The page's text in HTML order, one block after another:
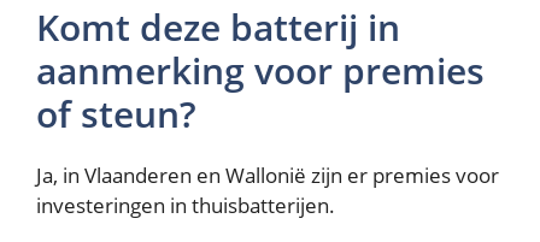
Komt deze batterij in
aanmerking voor premies
of steun?
Ja, in Vlaanderen en Wallonië zijn er premies voor
investeringen in thuisbatterijen.